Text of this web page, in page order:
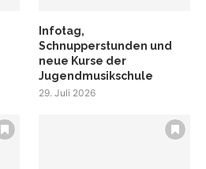
Infotag,
Schnupperstunden und
neue Kurse der
Jugendmusikschule
29. Juli 2026